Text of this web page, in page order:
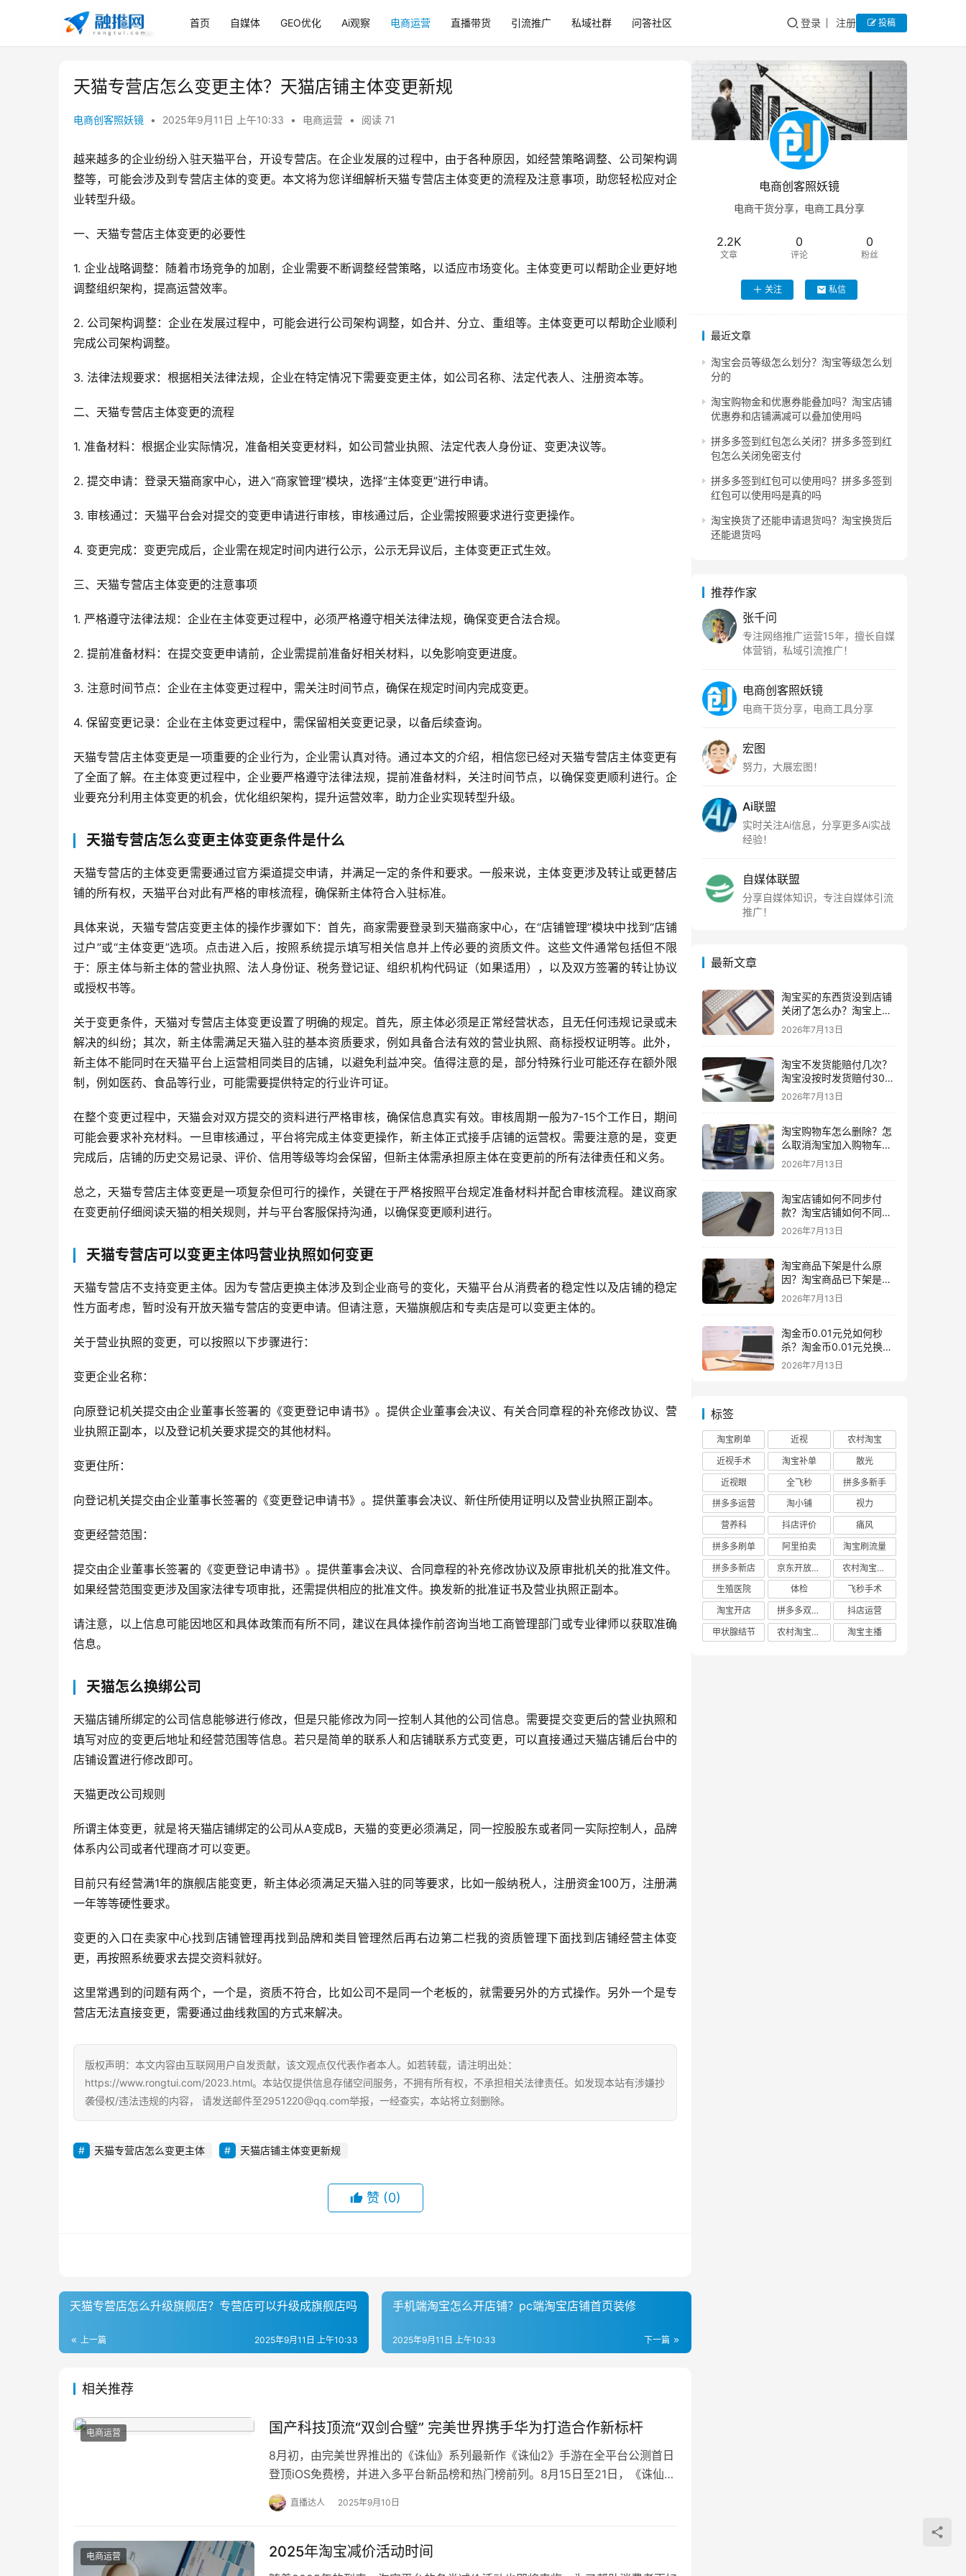
首页 自媒体 GEO优化 Ai观察 电商运营 直播带货 引流推广 私域社群 问答社区 登录 注册 投稿
天猫专营店怎么变更主体？天猫店铺主体变更新规
电商创客照妖镜 • 2025年9月11日 上午10:33 • 电商运营 • 阅读 71
越来越多的企业纷纷入驻天猫平台，开设专营店。在企业发展的过程中，由于各种原因，如经营策略调整、公司架构调
整等，可能会涉及到专营店主体的变更。本文将为您详细解析天猫专营店主体变更的流程及注意事项，助您轻松应对企
业转型升级。
一、天猫专营店主体变更的必要性
1. 企业战略调整：随着市场竞争的加剧，企业需要不断调整经营策略，以适应市场变化。主体变更可以帮助企业更好地
调整组织架构，提高运营效率。
2. 公司架构调整：企业在发展过程中，可能会进行公司架构调整，如合并、分立、重组等。主体变更可以帮助企业顺利
完成公司架构调整。
3. 法律法规要求：根据相关法律法规，企业在特定情况下需要变更主体，如公司名称、法定代表人、注册资本等。
二、天猫专营店主体变更的流程
1. 准备材料：根据企业实际情况，准备相关变更材料，如公司营业执照、法定代表人身份证、变更决议等。
2. 提交申请：登录天猫商家中心，进入“商家管理”模块，选择“主体变更”进行申请。
3. 审核通过：天猫平台会对提交的变更申请进行审核，审核通过后，企业需按照要求进行变更操作。
4. 变更完成：变更完成后，企业需在规定时间内进行公示，公示无异议后，主体变更正式生效。
三、天猫专营店主体变更的注意事项
1. 严格遵守法律法规：企业在主体变更过程中，必须严格遵守相关法律法规，确保变更合法合规。
2. 提前准备材料：在提交变更申请前，企业需提前准备好相关材料，以免影响变更进度。
3. 注意时间节点：企业在主体变更过程中，需关注时间节点，确保在规定时间内完成变更。
4. 保留变更记录：企业在主体变更过程中，需保留相关变更记录，以备后续查询。
天猫专营店主体变更是一项重要的企业行为，企业需认真对待。通过本文的介绍，相信您已经对天猫专营店主体变更有
了全面了解。在主体变更过程中，企业要严格遵守法律法规，提前准备材料，关注时间节点，以确保变更顺利进行。企
业要充分利用主体变更的机会，优化组织架构，提升运营效率，助力企业实现转型升级。
天猫专营店怎么变更主体变更条件是什么
天猫专营店的主体变更需要通过官方渠道提交申请，并满足一定的条件和要求。一般来说，主体变更涉及转让或更替店
铺的所有权，天猫平台对此有严格的审核流程，确保新主体符合入驻标准。
具体来说，天猫专营店变更主体的操作步骤如下：首先，商家需要登录到天猫商家中心，在“店铺管理”模块中找到“店铺
过户”或“主体变更”选项。点击进入后，按照系统提示填写相关信息并上传必要的资质文件。这些文件通常包括但不限
于：原主体与新主体的营业执照、法人身份证、税务登记证、组织机构代码证（如果适用），以及双方签署的转让协议
或授权书等。
关于变更条件，天猫对专营店主体变更设置了明确的规定。首先，原主体必须是正常经营状态，且无任何违规记录或未
解决的纠纷；其次，新主体需满足天猫入驻的基本资质要求，例如具备合法有效的营业执照、商标授权证明等。此外，
新主体不能同时在天猫平台上运营相同类目的店铺，以避免利益冲突。值得注意的是，部分特殊行业可能还存在额外限
制，例如医药、食品等行业，可能需要提供特定的行业许可证。
在整个变更过程中，天猫会对双方提交的资料进行严格审核，确保信息真实有效。审核周期一般为7-15个工作日，期间
可能会要求补充材料。一旦审核通过，平台将完成主体变更操作，新主体正式接手店铺的运营权。需要注意的是，变更
完成后，店铺的历史交易记录、评价、信用等级等均会保留，但新主体需承担原主体在变更前的所有法律责任和义务。
总之，天猫专营店主体变更是一项复杂但可行的操作，关键在于严格按照平台规定准备材料并配合审核流程。建议商家
在变更前仔细阅读天猫的相关规则，并与平台客服保持沟通，以确保变更顺利进行。
天猫专营店可以变更主体吗营业执照如何变更
天猫专营店不支持变更主体。因为专营店更换主体涉及到企业商号的变化，天猫平台从消费者的稳定性以及店铺的稳定
性方面考虑，暂时没有开放天猫专营店的变更申请。但请注意，天猫旗舰店和专卖店是可以变更主体的。
关于营业执照的变更，可以按照以下步骤进行：
变更企业名称：
向原登记机关提交由企业董事长签署的《变更登记申请书》。提供企业董事会决议、有关合同章程的补充修改协议、营
业执照正副本，以及登记机关要求提交的其他材料。
变更住所：
向登记机关提交由企业董事长签署的《变更登记申请书》。提供董事会决议、新住所使用证明以及营业执照正副本。
变更经营范围：
提交由企业董事长签署的《变更登记申请书》。提供董事会决议、合同章程的补充修改协议及原审批机关的批准文件。
如果经营范围变更涉及国家法律专项审批，还需提供相应的批准文件。换发新的批准证书及营业执照正副本。
请注意，以上信息可能因地区和具体政策而有所不同，建议在具体操作前咨询当地工商管理部门或专业律师以获取准确
信息。
天猫怎么换绑公司
天猫店铺所绑定的公司信息能够进行修改，但是只能修改为同一控制人其他的公司信息。需要提交变更后的营业执照和
填写对应的变更后地址和经营范围等信息。若只是简单的联系人和店铺联系方式变更，可以直接通过天猫店铺后台中的
店铺设置进行修改即可。
天猫更改公司规则
所谓主体变更，就是将天猫店铺绑定的公司从A变成B，天猫的变更必须满足，同一控股股东或者同一实际控制人，品牌
体系内公司或者代理商才可以变更。
目前只有经营满1年的旗舰店能变更，新主体必须满足天猫入驻的同等要求，比如一般纳税人，注册资金100万，注册满
一年等等硬性要求。
变更的入口在卖家中心找到店铺管理再找到品牌和类目管理然后再右边第二栏我的资质管理下面找到店铺经营主体变
更，再按照系统要求去提交资料就好。
这里常遇到的问题有两个，一个是，资质不符合，比如公司不是同一个老板的，就需要另外的方式操作。另外一个是专
营店无法直接变更，需要通过曲线救国的方式来解决。
版权声明：本文内容由互联网用户自发贡献，该文观点仅代表作者本人。如若转载，请注明出处：
https://www.rongtui.com/2023.html。本站仅提供信息存储空间服务，不拥有所有权，不承担相关法律责任。如发现本站有涉嫌抄
袭侵权/违法违规的内容， 请发送邮件至2951220@qq.com举报，一经查实，本站将立刻删除。
天猫专营店怎么变更主体 天猫店铺主体变更新规
赞 (0)
天猫专营店怎么升级旗舰店？专营店可以升级成旗舰店吗
上一篇 2025年9月11日 上午10:33
手机端淘宝怎么开店铺？pc端淘宝店铺首页装修
下一篇
2025年9月11日 上午10:33
相关推荐
电商运营 国产科技顶流“双剑合璧” 完美世界携手华为打造合作新标杆
8月初，由完美世界推出的《诛仙》系列最新作《诛仙2》手游在全平台公测首日
登顶iOS免费榜，并进入多平台新品榜和热门榜前列。8月15日至21日，《诛仙
2》手游与华为游戏中心联合举办“…
直播达人 2025年9月10日
电商运营 2025年淘宝减价活动时间
电商创客照妖镜
电商干货分享，电商工具分享
2.2K
文章
0
评论
0
粉丝
关注 私信
最近文章
淘宝会员等级怎么划分？淘宝等级怎么划
分的
淘宝购物金和优惠券能叠加吗？淘宝店铺
优惠券和店铺满减可以叠加使用吗
拼多多签到红包怎么关闭？拼多多签到红
包怎么关闭免密支付
拼多多签到红包可以使用吗？拼多多签到
红包可以使用吗是真的吗
淘宝换货了还能申请退货吗？淘宝换货后
还能退货吗
推荐作家
张千问
专注网络推广运营15年，擅长自媒
体营销，私域引流推广！
电商创客照妖镜
电商干货分享，电商工具分享
宏图
努力，大展宏图！
Ai联盟
实时关注Ai信息，分享更多Ai实战
经验！
自媒体联盟
分享自媒体知识，专注自媒体引流
推广！
最新文章
淘宝买的东西货没到店铺
关闭了怎么办？淘宝上买
东西货没收到店铺关闭了
我可以申请退款吗
2026年7月13日
淘宝不发货能赔付几次？
淘宝没按时发货赔付30%
还会发货吗要赔付几次
2026年7月13日
淘宝购物车怎么删除？怎
么取消淘宝加入购物车的
东西
2026年7月13日
淘宝店铺如何不同步付
款？淘宝店铺如何不同步
闲鱼
2026年7月13日
淘宝商品下架是什么原
因？淘宝商品已下架是什
么意思一般下架是为什么
2026年7月13日
淘金币0.01元兑如何秒
杀？淘金币0.01元兑换在
哪如何兑换
2026年7月13日
标签
淘宝刷单 近视
农村淘宝
近视手术
淘宝补单
散光
近视眼
全飞秒
拼多多新手
拼多多运营
淘小铺
视力
营养科
抖店评价
痛风
拼多多刷单
阿里拍卖
淘宝刷流量
拼多多新店
京东开放平台
农村淘宝快递
生殖医院
体检
飞秒手术
淘宝开店
拼多多双十二
抖店运营
甲状腺结节
农村淘宝店铺 淘宝主播